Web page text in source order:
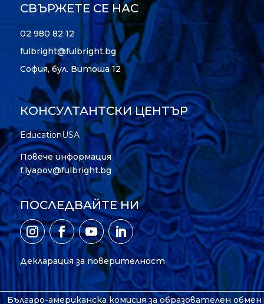
СВЪРЖЕТЕ СЕ НАС
02 980 82 12
fulbright@fulbright.bg
София, бул. Витоша 12
КОНСУЛТАНТСКИ ЦЕНТЪР
EducationUSA
Повече информация
f.lyapov@fulbright.bg
ПОСЛЕДВАЙТЕ НИ
Декларация за поверителност
Българо-американска комисия за образователен обмен